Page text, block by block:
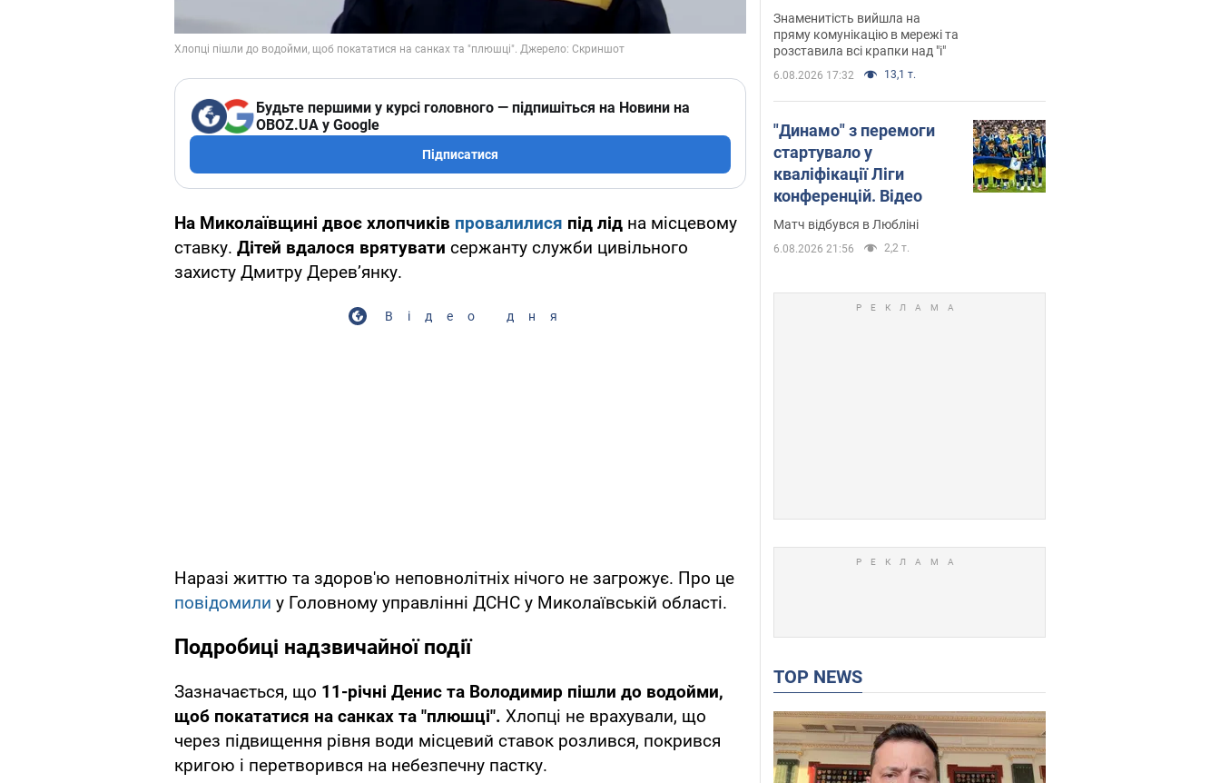
Будьте першими у курсі головного — підпишіться на Новини на
OBOZ.UA у Google
Підписатися
На Миколаївщині двоє хлопчиків провалилися під лід на місцевому
ставку. Дітей вдалося врятувати сержанту служби цивільного
захисту Дмитру Дерев’янку.
Відео дня
Наразі життю та здоров'ю неповнолітніх нічого не загрожує. Про це
повідомили у Головному управлінні ДСНС у Миколаївській області.
Подробиці надзвичайної події
Зазначається, що 11-річні Денис та Володимир пішли до водойми,
щоб покататися на санках та "плюшці". Хлопці не врахували, що
через підвищення рівня води місцевий ставок розлився, покрився
кригою і перетворився на небезпечну пастку.
захейтили
Знаменитість вийшла на
пряму комунікацію в мережі та
розставила всі крапки над "і"
6.08.2026 17:32 13,1 т.
"Динамо" з перемоги
стартувало у
кваліфікації Ліги
конференцій. Відео
Матч відбувся в Любліні
6.08.2026 21:56 2,2 т.
TOP NEWS